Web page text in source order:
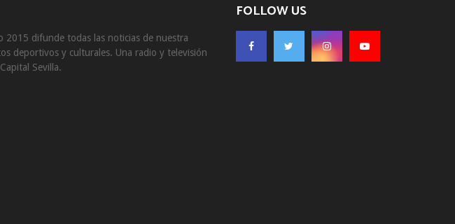
2015 difunde todas las noticias de nuestra
deportivos y culturales. Una radio y televisión
Sevilla.
FOLLOW US